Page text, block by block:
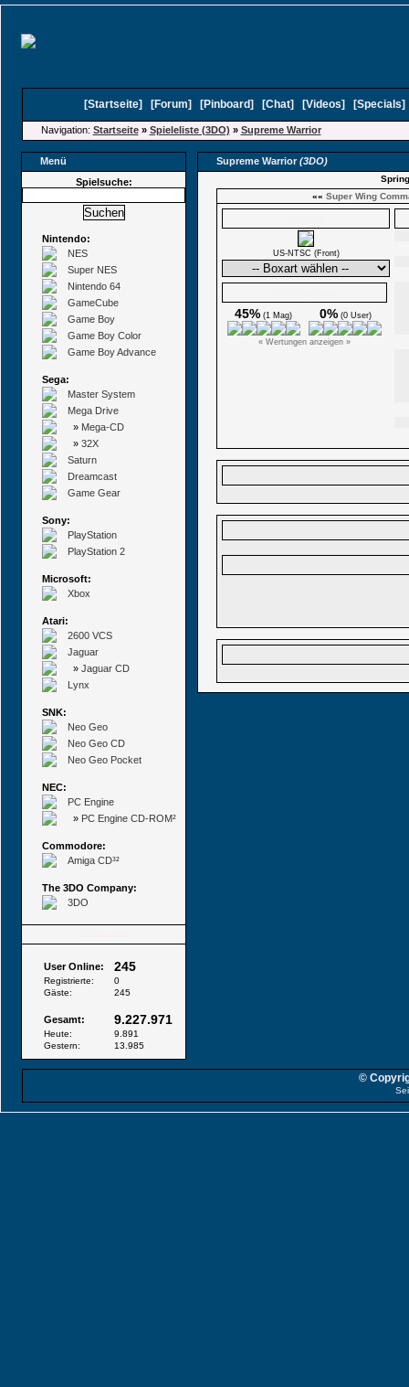
[Startseite] [Forum] [Pinboard] [Chat] [Videos] [Specials
Navigation: Startseite» Spieleliste (3DO) » Supreme Warrior
Menü Supreme Warrior(3DO)
Spielsuche:
Nintendo:
NES
Super NES
Nintendo 64
GameCube
Game Boy
Game Boy Color
Game Boy Advance
Sega:
Master System
Mega Drive
» Mega-CD
» 32X
Saturn
Dreamcast
Game Gear
Sony:
PlayStation
PlayStation 2
Microsoft:
Xbox
Atari:
2600 VCS
Jaguar
» Jaguar CD
Lynx
SNK:
Neo Geo
Neo Geo CD
Neo Geo Pocket
NEC:
PC Engine
» PC Engine CD-ROM²
Commodore:
Amiga CD³²
The 3DO Company:
3DO
User Online: 245
Registrierte:
0
Gäste:
245
Gesamt: 9.227.971
Heute:
9.891
Gestern:
13.985
«« Super Wing
US-NTSC (Front)
45% (1 Mag) 0% (0 User)
« Wertungen anzeigen »
©